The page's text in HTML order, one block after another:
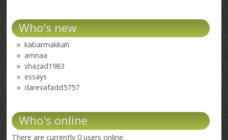
Who's new
kabarmakkah
amnaa
shazad1983
essays
darevafadd5757
Who's online
There are currently 0 users online.